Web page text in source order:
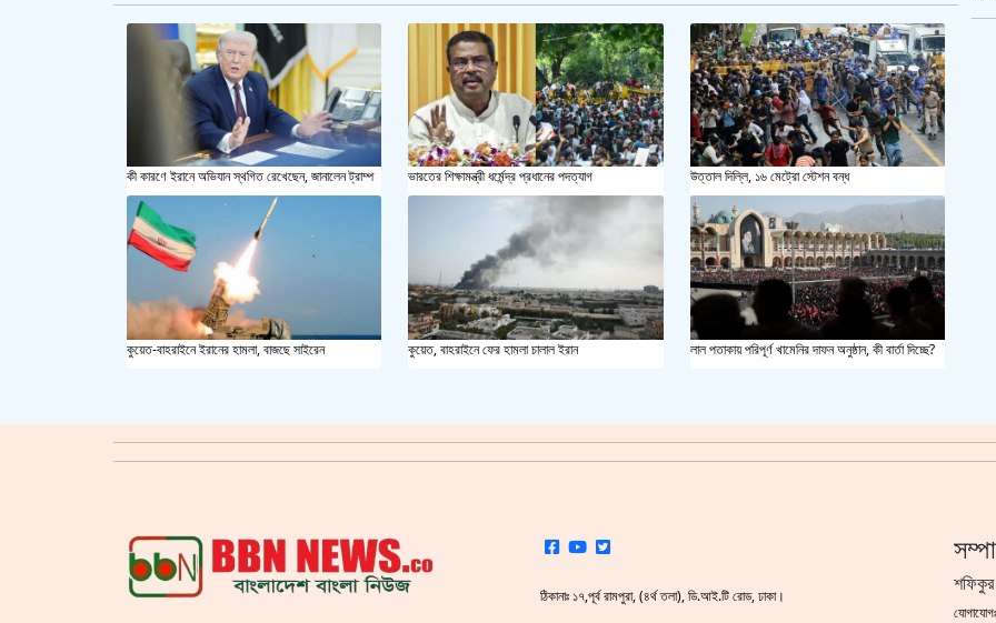
কী কারণে ইরানে অভিযান স্থগিত রেখেছেন, জানালেন ট্রাম্প ভারতের শিক্ষামন্ত্রী ধর্মেন্দ্র প্রধানের পদত্যাগ উত্তাল দিল্লি, ১৬ মেট্রো স্টেশন বন্ধ
কুয়েত-বাহরাইনে ইরানের হামলা, বাজছে সাইরেন কুয়েত, বাহরাইনে ফের হামলা চালাল ইরান লাল পতাকায় পরিপূর্ণ খামেনির দাফন অনুষ্ঠান, কী বার্তা দিচ্ছে?
ঠিকানাঃ ১৭,পূর্ব রামপুরা, (৪র্থ তলা), ডি.আই.টি রোড, ঢাকা।
শফিকুর